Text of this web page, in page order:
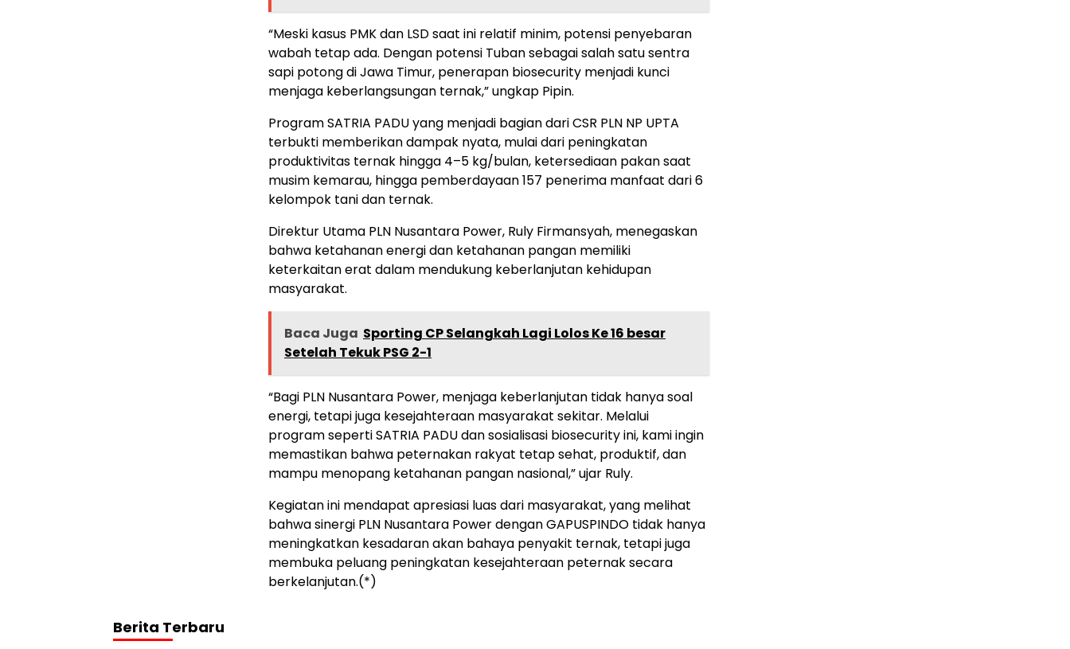
“Meski kasus PMK dan LSD saat ini relatif minim, potensi penyebaran
wabah tetap ada. Dengan potensi Tuban sebagai salah satu sentra
sapi potong di Jawa Timur, penerapan biosecurity menjadi kunci
menjaga keberlangsungan ternak,” ungkap Pipin.
Program SATRIA PADU yang menjadi bagian dari CSR PLN NP UPTA
terbukti memberikan dampak nyata, mulai dari peningkatan
produktivitas ternak hingga 4–5 kg/bulan, ketersediaan pakan saat
musim kemarau, hingga pemberdayaan 157 penerima manfaat dari 6
kelompok tani dan ternak.
Direktur Utama PLN Nusantara Power, Ruly Firmansyah, menegaskan
bahwa ketahanan energi dan ketahanan pangan memiliki
keterkaitan erat dalam mendukung keberlanjutan kehidupan
masyarakat.
Baca Juga Sporting CP Selangkah Lagi Lolos Ke 16 besar
Setelah Tekuk PSG 2-1
“Bagi PLN Nusantara Power, menjaga keberlanjutan tidak hanya soal
energi, tetapi juga kesejahteraan masyarakat sekitar. Melalui
program seperti SATRIA PADU dan sosialisasi biosecurity ini, kami ingin
memastikan bahwa peternakan rakyat tetap sehat, produktif, dan
mampu menopang ketahanan pangan nasional,” ujar Ruly.
Kegiatan ini mendapat apresiasi luas dari masyarakat, yang melihat
bahwa sinergi PLN Nusantara Power dengan GAPUSPINDO tidak hanya
meningkatkan kesadaran akan bahaya penyakit ternak, tetapi juga
membuka peluang peningkatan kesejahteraan peternak secara
berkelanjutan.(*)
Berita Terbaru